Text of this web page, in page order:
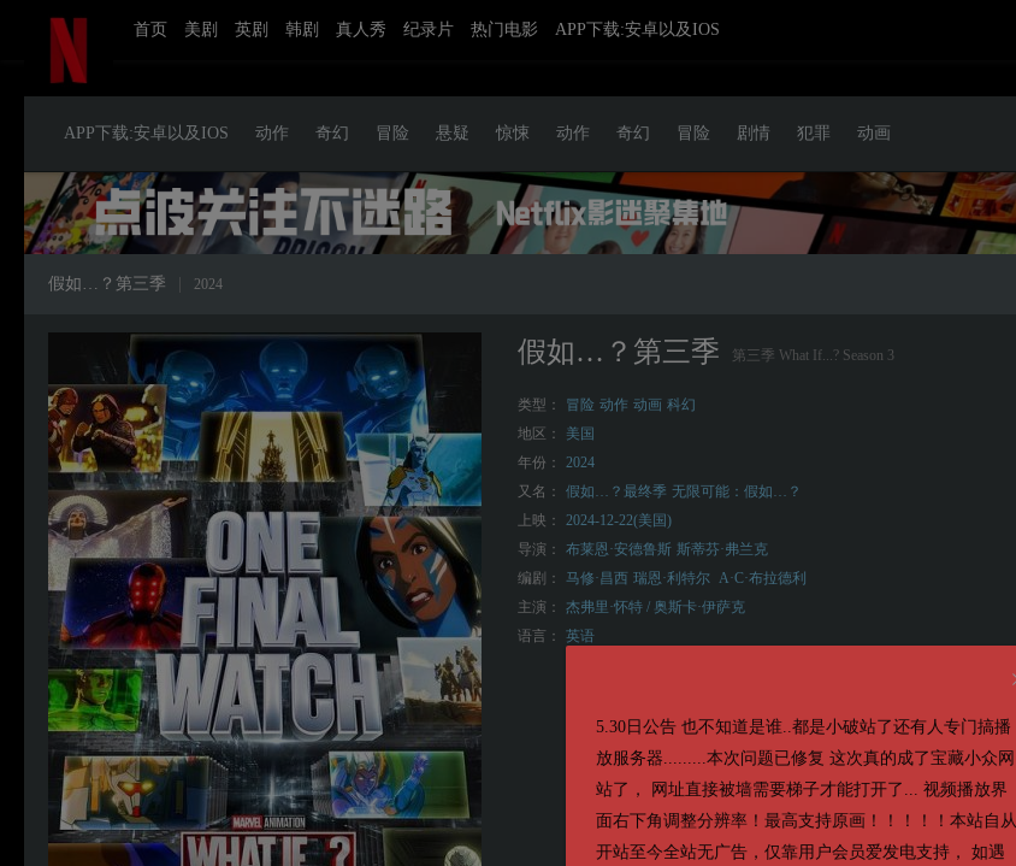
首页 美剧 英剧 韩剧 真人秀 纪录片 热门电影 APP下载:安卓以及IOS
5.30日公告 也不知道是谁..都是小破站了还有人专门搞播
放服务器.........本次问题已修复 这次真的成了宝藏小众网
站了， 网址直接被墙需要梯子才能打开了... 视频播放界
面右下角调整分辨率！最高支持原画！！！！！本站自从
开站至今全站无广告，仅靠用户会员爱发电支持， 如遇
APP下载:安卓以及IOS 动作 奇幻 冒险 悬疑 惊悚 动作 奇幻 冒险 剧情 犯罪 动画
假如…？第三季 2024
假如…？第三季 第三季 What If...? Season 3
类型： 冒险 动作 动画 科幻
地区：
美国
年份：
2024
又名：
假如…？最终季 无限可能：假如…？
上映：
2024-12-22(美国)
导演：
布莱恩·安德鲁斯 斯蒂芬·弗兰克
编剧：
马修·昌西 瑞恩·利特尔 A·C·布拉德利
主演：
杰弗里·怀特 / 奥斯卡·伊萨克
语言：
英语